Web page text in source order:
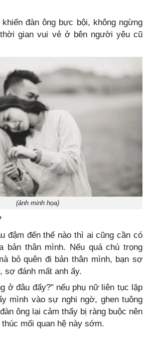
đàn ông bực bội, không ngừng
gian vui vẻ ở bên người yêu cũ
(ảnh minh họa)
đậm đến thế nào thì ai cũng cần có
bản thân mình. Nếu quá chú trọng
bỏ quên đi bản thân mình, bạn sợ
sợ đánh mất anh ấy.
ở đâu đấy?" nếu phụ nữ liên tục lặp
mình vào sự nghi ngờ, ghen tuông
ông lại cảm thấy bị ràng buộc nên
mối quan hệ này sớm.